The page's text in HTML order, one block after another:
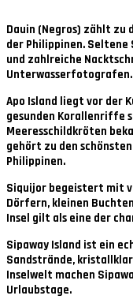
Dauin (Negros) zählt zu
der Philippinen. Seltene
und zahlreiche
Unterwasserfotografen.
Apo Island liegt vor der
gesunden Korallenriffe
Meeresschildkröten
gehört zu den
Philippinen.
Siquijor begeistert mit
Dörfern, kleinen
Insel gilt als eine der
Sipaway Island ist ein
Sandstrände,
Inselwelt machen
Urlaubstage.